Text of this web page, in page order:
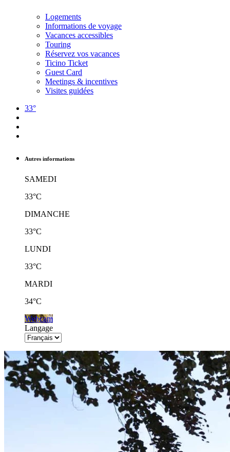
Logements
Informations de voyage
Vacances accessibles
Touring
Réservez vos vacances
Ticino Ticket
Guest Card
Meetings & incentives
Visites guidées
33°
Autres informations
SAMEDI
33°C
DIMANCHE
33°C
LUNDI
33°C
MARDI
34°C
Webcam
Langage